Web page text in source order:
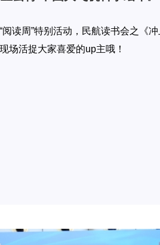
阅读周”特别活动，民航读书会之《
场活捉大家喜爱的up主哦！